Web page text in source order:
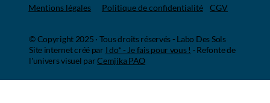
© Copyright 2025 · Tous droits réservés - Labo Des Sols
Site internet créé par I do* - Je fais pour vous ! · Refonte de
l'univers visuel parCemjika PAO
Mentions légales Politique de confidentialité CGV